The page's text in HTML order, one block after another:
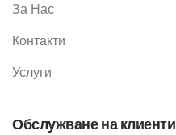
За Нас
Контакти
Услуги
Обслужване на клиенти